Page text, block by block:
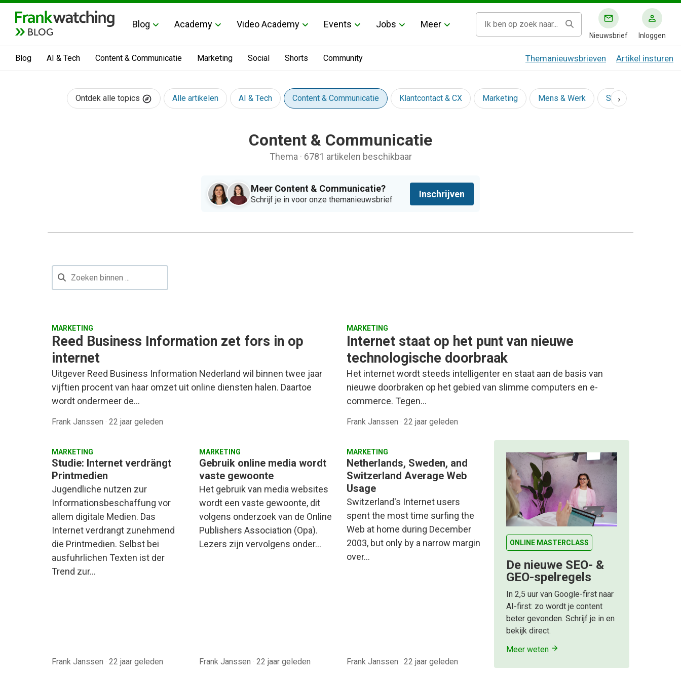
BLOG
Blog Academy Video Academy Events Jobs Meer
Nieuwsbrief Inloggen
Blog AI & Tech Content & Communicatie Marketing Social Shorts Community Themanieuwsbrieven Artikel insturen
Ontdek alle topics Alle artikelen AI & Tech Content & Communicatie Klantcontact & CX Marketing Mens & Werk Social
›
Content & Communicatie
Thema · 6781 artikelen beschikbaar
Meer Content & Communicatie?
Schrijf je in voor onze themanieuwsbrief
Inschrijven
MARKETING
Reed Business Information zet fors in op
internet
Uitgever Reed Business Information Nederland wil binnen twee jaar
vijftien procent van haar omzet uit online diensten halen. Daartoe
wordt ondermeer de…
Frank Janssen · 22 jaar geleden
MARKETING
Internet staat op het punt van nieuwe
technologische doorbraak
Het internet wordt steeds intelligenter en staat aan de basis van
nieuwe doorbraken op het gebied van slimme computers en e-
commerce. Tegen…
Frank Janssen · 22 jaar geleden
MARKETING
Studie: Internet verdrängt
Printmedien
Jugendliche nutzen zur
Informationsbeschaffung vor
allem digitale Medien. Das
Internet verdrangt zunehmend
die Printmedien. Selbst bei
ausfuhrlichen Texten ist der
Trend zur…
Frank Janssen · 22 jaar geleden
MARKETING
Gebruik online media wordt
vaste gewoonte
Het gebruik van media websites
wordt een vaste gewoonte, dit
volgens onderzoek van de Online
Publishers Association (Opa).
Lezers zijn vervolgens onder…
Frank Janssen · 22 jaar geleden
MARKETING
Netherlands, Sweden, and
Switzerland Average Web
Usage
Switzerland's Internet users
spent the most time surfing the
Web at home during December
2003, but only by a narrow margin
over…
Frank Janssen · 22 jaar geleden
ONLINE MASTERCLASS
De nieuwe SEO- &
GEO-spelregels
In 2,5 uur van Google-first naar
AI-first: zo wordt je content
beter gevonden. Schrijf je in en
bekijk direct.
Meer weten